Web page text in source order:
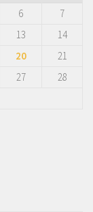
6
7
13
14
20
21
27
28